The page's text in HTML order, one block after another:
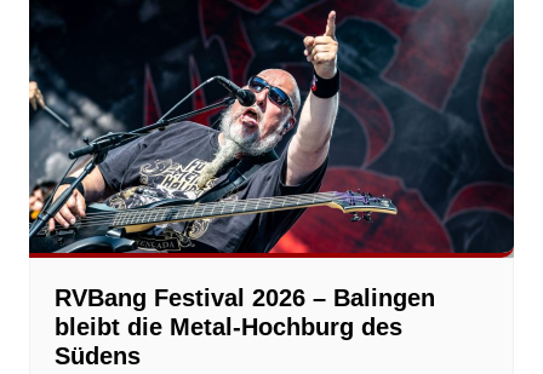
RVBang Festival 2026 – Balingen
bleibt die Metal-Hochburg des
Südens